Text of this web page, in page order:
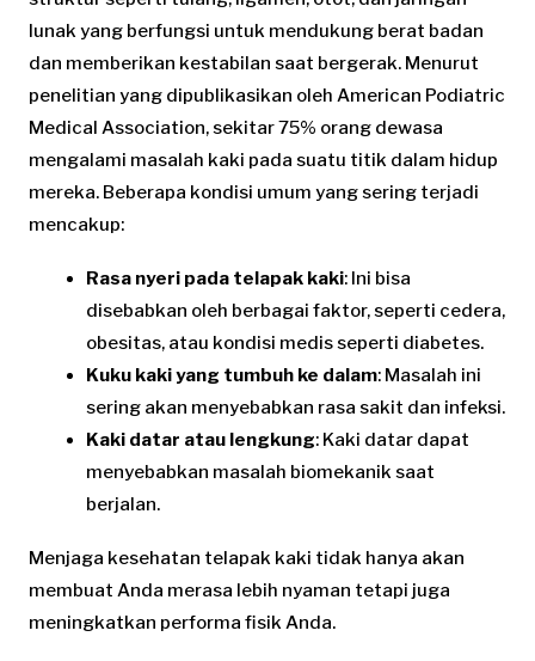
lunak yang berfungsi untuk mendukung berat badan
dan memberikan kestabilan saat bergerak. Menurut
penelitian yang dipublikasikan oleh American Podiatric
Medical Association, sekitar 75% orang dewasa
mengalami masalah kaki pada suatu titik dalam hidup
mereka. Beberapa kondisi umum yang sering terjadi
mencakup:
Rasa nyeri pada telapak kaki: Ini bisa
disebabkan oleh berbagai faktor, seperti cedera,
obesitas, atau kondisi medis seperti diabetes.
Kuku kaki yang tumbuh ke dalam: Masalah ini
sering akan menyebabkan rasa sakit dan infeksi.
Kaki datar atau lengkung: Kaki datar dapat
menyebabkan masalah biomekanik saat
berjalan.
Menjaga kesehatan telapak kaki tidak hanya akan
membuat Anda merasa lebih nyaman tetapi juga
meningkatkan performa fisik Anda.